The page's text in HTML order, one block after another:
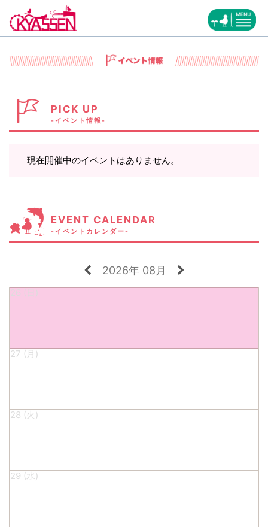
PICK UP
-イベント情報-
現在開催中のイベントはありません。
EVENT CALENDAR
-イベントカレンダー-
2026年 08月
26
27
28
29